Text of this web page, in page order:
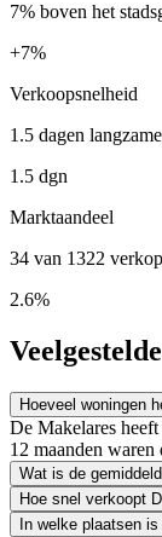
7% boven het
+7%
Verkoopsnelheid
1.5 dagen
1.5 dgn
Marktaandeel
34 van 1322
2.6%
Hoeveel woningen
De Makelares
12 maanden
Wat is de
Hoe snel verkoopt
In welke plaatsen